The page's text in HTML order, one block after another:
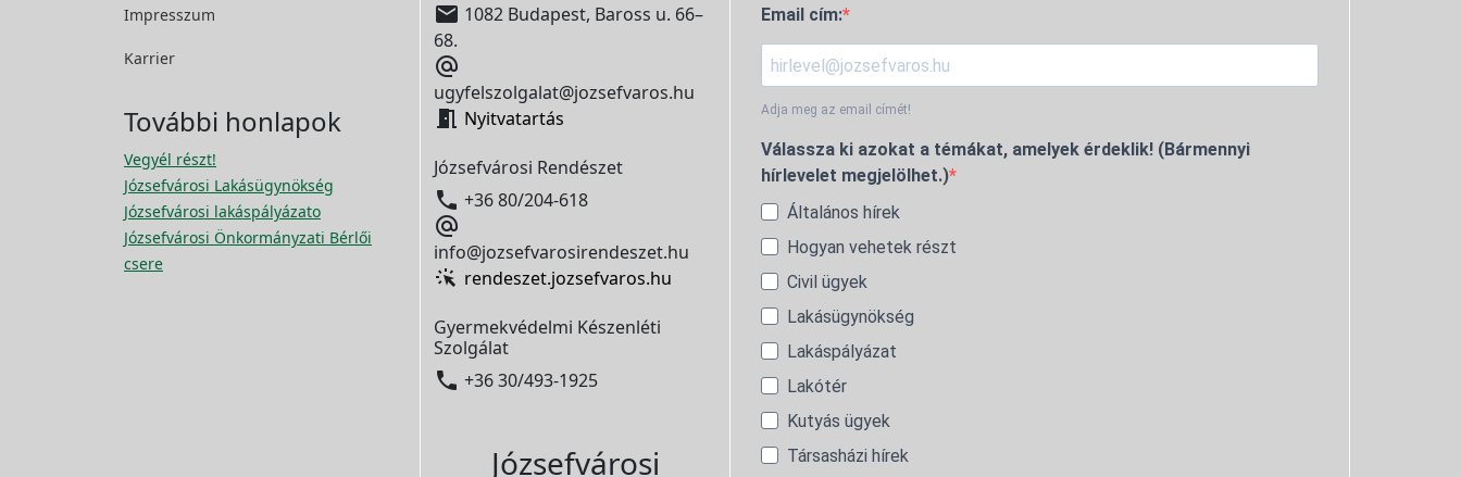
Impresszum
Karrier
További honlapok
Vegyél részt!
Józsefvárosi Lakásügynökség
Józsefvárosi lakáspályázato
Józsefvárosi Önkormányzati Bérlői
csere
 1082 Budapest, Baross u. 66–
68.

ugyfelszolgalat@jozsefvaros.hu
 Nyitvatartás
Józsefvárosi Rendészet
 +36 80/204-618

info@jozsefvarosirendeszet.hu
rendeszet.jozsefvaros.hu
Gyermekvédelmi Készenléti
Szolgálat
 +36 30/493-1925
Józsefvárosi
Email cím:
Adja meg az email címét!
Válassza ki azokat a témákat, amelyek érdeklik! (Bármennyi
hírlevelet megjelölhet.)
Általános hírek
Hogyan vehetek részt
Civil ügyek
Lakásügynökség
Lakáspályázat
Lakótér
Kutyás ügyek
Társasházi hírek